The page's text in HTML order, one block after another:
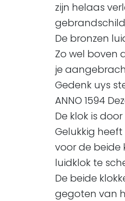
zijn helaas
De bronzen
Zo wel boven
je
Gedenk uys
ANNO 1594
De klok is
Gelukkig
voor de beide
luidklok te
De beide
gegoten van